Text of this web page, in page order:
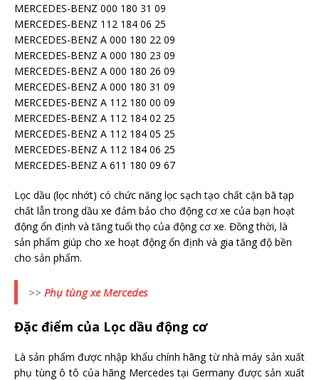
MERCEDES-BENZ 000 180 31 09
MERCEDES-BENZ 112 184 06 25
MERCEDES-BENZ A 000 180 22 09
MERCEDES-BENZ A 000 180 23 09
MERCEDES-BENZ A 000 180 26 09
MERCEDES-BENZ A 000 180 31 09
MERCEDES-BENZ A 112 180 00 09
MERCEDES-BENZ A 112 184 02 25
MERCEDES-BENZ A 112 184 05 25
MERCEDES-BENZ A 112 184 06 25
MERCEDES-BENZ A 611 180 09 67
Lọc dầu (lọc nhớt) có chức năng lọc sạch tạo chất cặn bã tạp
chất lẫn trong dầu xe đảm bảo cho động cơ xe của bạn hoạt
động ổn định và tăng tuổi thọ của động cơ xe. Đồng thời, là
sản phẩm giúp cho xe hoạt động ổn định và gia tăng độ bền
cho sản phẩm.
>> Phụ tùng xe Mercedes
Đặc điểm của Lọc dầu động cơ
Là sản phẩm được nhập khẩu chính hãng từ nhà máy sản xuất
phụ tùng ô tô của hãng Mercedes tại Germany được sản xuất